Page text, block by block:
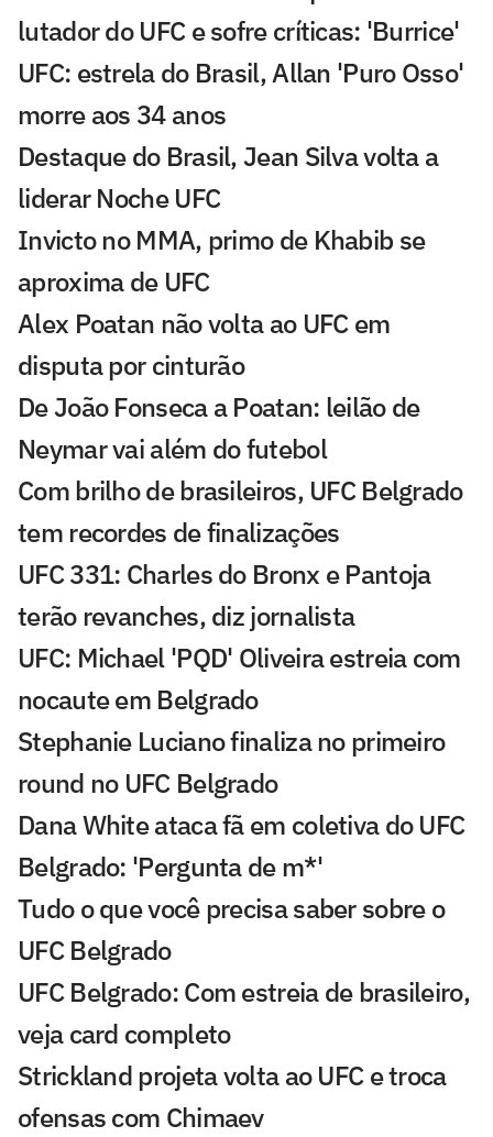
lutador do UFC e sofre críticas: 'Burrice'
UFC: estrela do Brasil, Allan 'Puro Osso'
morre aos 34 anos
Destaque do Brasil, Jean Silva volta a
liderar Noche UFC
Invicto no MMA, primo de Khabib se
aproxima de UFC
Alex Poatan não volta ao UFC em
disputa por cinturão
De João Fonseca a Poatan: leilão de
Neymar vai além do futebol
Com brilho de brasileiros, UFC Belgrado
tem recordes de finalizações
UFC 331: Charles do Bronx e Pantoja
terão revanches, diz jornalista
UFC: Michael 'PQD' Oliveira estreia com
nocaute em Belgrado
Stephanie Luciano finaliza no primeiro
round no UFC Belgrado
Dana White ataca fã em coletiva do UFC
Belgrado: 'Pergunta de m*'
Tudo o que você precisa saber sobre o
UFC Belgrado
UFC Belgrado: Com estreia de brasileiro,
veja card completo
Strickland projeta volta ao UFC e troca
ofensas com Chimaev